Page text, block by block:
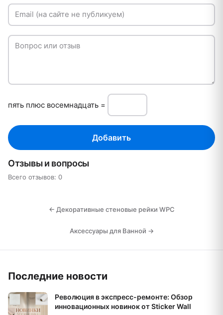
Email (на сайте не публикуем)
Вопрос или отзыв
пять плюc восемнадцать =
Добавить
Отзывы и вопросы
Всего отзывов: 0
← Декоративные стеновые рейки WPC
Аксессуары для Ванной →
Последние новости
Революция в экспресс-ремонте: Обзор
инновационных новинок от Sticker Wall